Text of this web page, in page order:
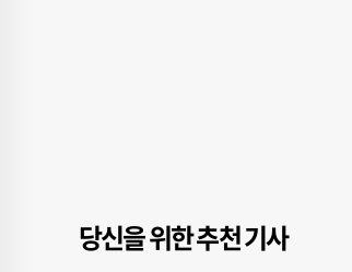
당신을 위한 추천 기사